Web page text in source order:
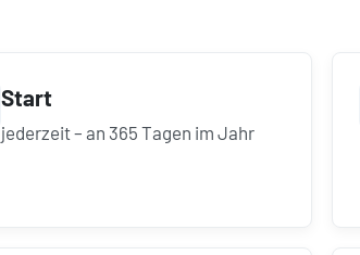
Start
jederzeit – an 365 Tagen im Jahr